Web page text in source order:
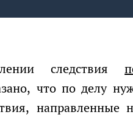
следствия
что по делу
направленные